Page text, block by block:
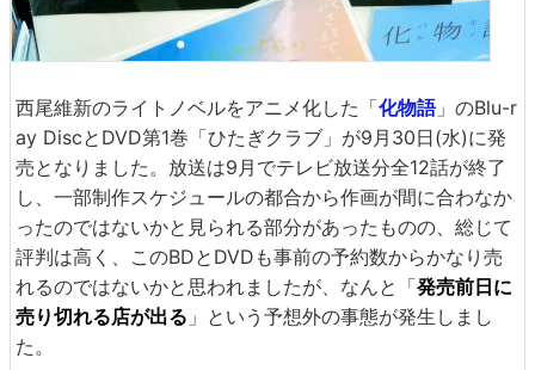
西尾維新のライトノベルをアニメ化した「化物語」のBlu-r
ay DiscとDVD第1巻「ひたぎクラブ」が9月30日(水)に発
売となりました。放送は9月でテレビ放送分全12話が終了
し、一部制作スケジュールの都合から作画が間に合わなか
ったのではないかと見られる部分があったものの、総じて
評判は高く、このBDとDVDも事前の予約数からかなり売
れるのではないかと思われましたが、なんと「発売前日に
売り切れる店が出る 」という予想外の事態が発生しまし
た。